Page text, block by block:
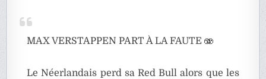
MAX VERSTAPPEN PART À LA FAUTE 🫨
Le Néerlandais perd sa Red Bull alors que les